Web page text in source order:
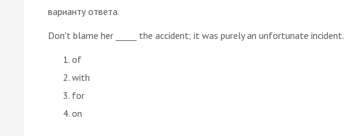
варианту ответа.
Don't blame her _____ the accident; it was purely an unfortunate incident.
of
with
for
on